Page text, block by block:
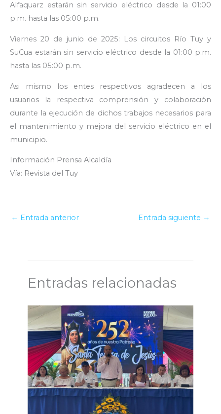
Alfaquarz estarán sin servicio eléctrico desde la 01:00
p.m. hasta las 05:00 p.m.
Viernes 20 de junio de 2025: Los circuitos Río Tuy y
SuCua estarán sin servicio eléctrico desde la 01:00 p.m.
hasta las 05:00 p.m.
Asi mismo los entes respectivos agradecen a los
usuarios la respectiva comprensión y colaboración
durante la ejecución de dichos trabajos necesarios para
el mantenimiento y mejora del servicio eléctrico en el
municipio.
Información Prensa Alcaldía
Vía: Revista del Tuy
← Entrada anterior Entrada siguiente →
Entradas relacionadas